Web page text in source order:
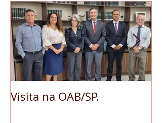
Visita na OAB/SP.